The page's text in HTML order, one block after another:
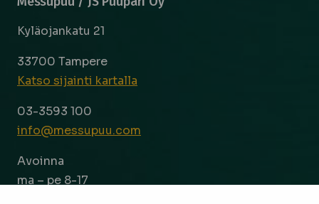
Kyläojankatu 21
33700 Tampere
Katso sijainti kartalla
03-3593 100
info@messupuu.com
Avoinna
ma – pe 8-17